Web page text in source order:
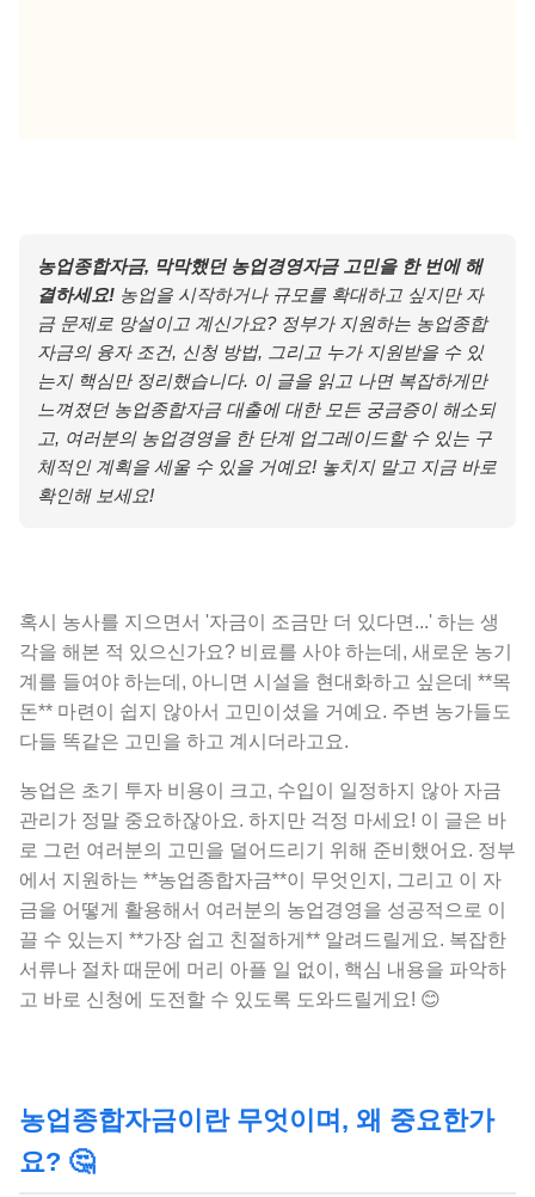
농업종합자금, 막막했던 농업경영자금 고민을 한 번에 해
결하세요! 농업을 시작하거나 규모를 확대하고 싶지만 자
금 문제로 망설이고 계신가요? 정부가 지원하는 농업종합
자금의 융자 조건, 신청 방법, 그리고 누가 지원받을 수 있
는지 핵심만 정리했습니다. 이 글을 읽고 나면 복잡하게만
느껴졌던 농업종합자금 대출에 대한 모든 궁금증이 해소되
고, 여러분의 농업경영을 한 단계 업그레이드할 수 있는 구
체적인 계획을 세울 수 있을 거예요! 놓치지 말고 지금 바로
확인해 보세요!
혹시 농사를 지으면서 '자금이 조금만 더 있다면...' 하는 생
각을 해본 적 있으신가요? 비료를 사야 하는데, 새로운 농기
계를 들여야 하는데, 아니면 시설을 현대화하고 싶은데 **목
돈** 마련이 쉽지 않아서 고민이셨을 거예요. 주변 농가들도
다들 똑같은 고민을 하고 계시더라고요.
농업은 초기 투자 비용이 크고, 수입이 일정하지 않아 자금
관리가 정말 중요하잖아요. 하지만 걱정 마세요! 이 글은 바
로 그런 여러분의 고민을 덜어드리기 위해 준비했어요. 정부
에서 지원하는 **농업종합자금**이 무엇인지, 그리고 이 자
금을 어떻게 활용해서 여러분의 농업경영을 성공적으로 이
끌 수 있는지 **가장 쉽고 친절하게** 알려드릴게요. 복잡한
서류나 절차 때문에 머리 아플 일 없이, 핵심 내용을 파악하
고 바로 신청에 도전할 수 있도록 도와드릴게요! 😊
농업종합자금이란 무엇이며, 왜 중요한가
요? 🤔